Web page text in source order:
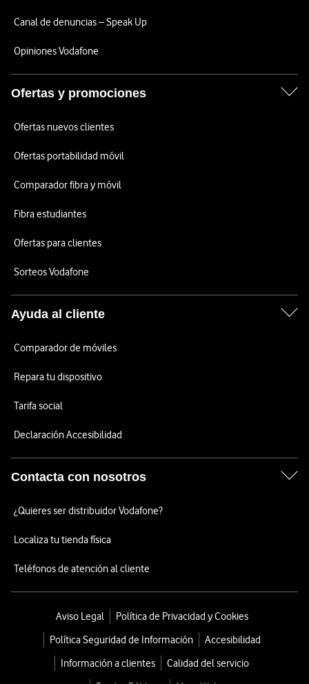
Canal de denuncias – Speak Up
Opiniones Vodafone
Ofertas y promociones
Ofertas nuevos clientes
Ofertas portabilidad móvil
Comparador fibra y móvil
Fibra estudiantes
Ofertas para clientes
Sorteos Vodafone
Ayuda al cliente
Comparador de móviles
Repara tu dispositivo
Tarifa social
Declaración Accesibilidad
Contacta con nosotros
¿Quieres ser distribuidor Vodafone?
Localiza tu tienda física
Teléfonos de atención al cliente
Aviso Legal
Política de Privacidad y Cookies
Política Seguridad de Información
Accesibilidad
Información a clientes
Calidad del servicio